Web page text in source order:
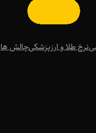
نرخ طلا و ارزپزشکیچالش ها